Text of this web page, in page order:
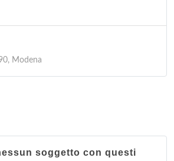
Modena
soggetto con questi